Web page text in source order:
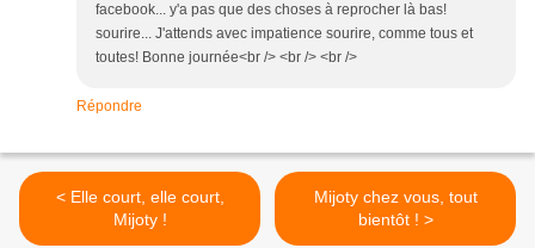
facebook... y'a pas que des choses à reprocher là bas!
sourire... J'attends avec impatience sourire, comme tous et
toutes! Bonne journée<br /> <br /> <br />
Répondre
< Elle court, elle court,
Mijoty !
Mijoty chez vous, tout
bientôt ! >